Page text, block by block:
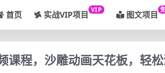
首页 实战VIP项目 VIP 图文项目
课程，沙雕动画天花板，轻